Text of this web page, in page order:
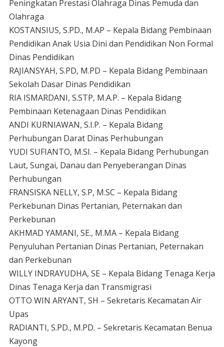
Peningkatan Prestasi Olahraga Dinas Pemuda dan
Olahraga
KOSTANSIUS, S.PD., M.AP – Kepala Bidang Pembinaan
Pendidikan Anak Usia Dini dan Pendidikan Non Formal
Dinas Pendidikan
RAJIANSYAH, S.PD, M.PD – Kepala Bidang Pembinaan
Sekolah Dasar Dinas Pendidikan
RIA ISMARDANI, S.STP, M.A.P. – Kepala Bidang
Pembinaan Ketenagaan Dinas Pendidikan
ANDI KURNIAWAN, S.I.P. – Kepala Bidang
Perhubungan Darat Dinas Perhubungan
YUDI SUFIANTO, M.SI. – Kepala Bidang Perhubungan
Laut, Sungai, Danau dan Penyeberangan Dinas
Perhubungan
FRANSISKA NELLY, S.P, M.SC – Kepala Bidang
Perkebunan Dinas Pertanian, Peternakan dan
Perkebunan
AKHMAD YAMANI, SE., M.MA – Kepala Bidang
Penyuluhan Pertanian Dinas Pertanian, Peternakan
dan Perkebunan
WILLY INDRAYUDHA, SE – Kepala Bidang Tenaga Kerja
Dinas Tenaga Kerja dan Transmigrasi
OTTO WIN ARYANT, SH – Sekretaris Kecamatan Air
Upas
RADIANTI, S.PD., M.PD. – Sekretaris Kecamatan Benua
Kayong